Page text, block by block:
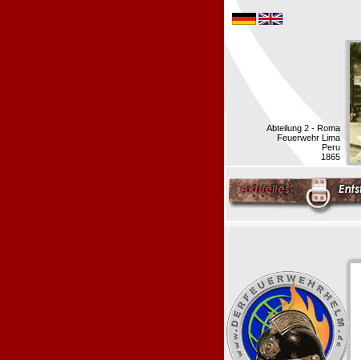
Abteilung 2 - Roma
Feuerwehr Lima
Peru
1865